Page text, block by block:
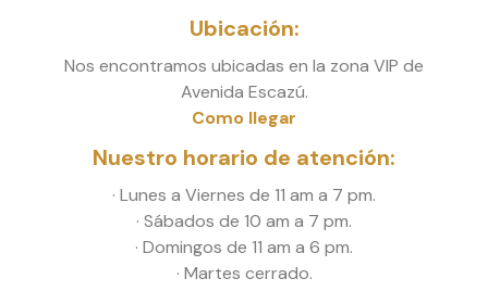
Ubicación:
Nos encontramos ubicadas en la zona VIP de
Avenida Escazú.
Como llegar
Nuestro horario de atención:
· Lunes a Viernes de 11 am a 7 pm.
· Sábados de 10 am a 7 pm.
· Domingos de 11 am a 6 pm.
· Martes cerrado.